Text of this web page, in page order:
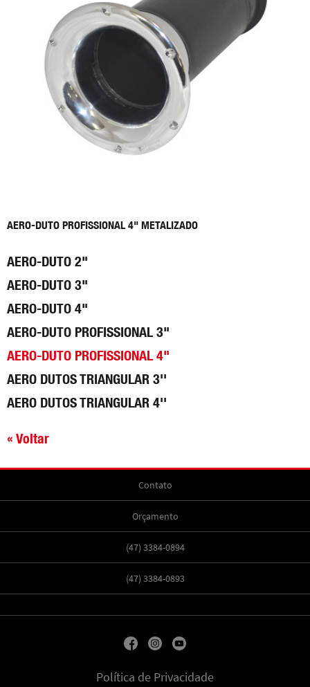
AERO-DUTO PROFISSIONAL 4" METALIZADO
AERO-DUTO 2"
AERO-DUTO 3"
AERO-DUTO 4"
AERO-DUTO PROFISSIONAL 3"
AERO-DUTO PROFISSIONAL 4"
AERO DUTOS TRIANGULAR 3''
AERO DUTOS TRIANGULAR 4''
« Voltar
Contato
Orçamento
(47) 3384-0894
(47) 3384-0893
Política de Privacidade